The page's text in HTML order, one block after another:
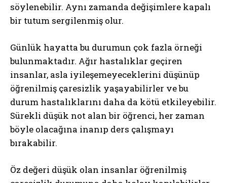
söylenebilir. Aynı zamanda değişimlere kapalı
bir tutum sergilenmiş olur.
Günlük hayatta bu durumun çok fazla örneği
bulunmaktadır. Ağır hastalıklar geçiren
insanlar, asla iyileşemeyeceklerini düşünüp
öğrenilmiş çaresizlik yaşayabilirler ve bu
durum hastalıklarını daha da kötü etkileyebilir.
Sürekli düşük not alan bir öğrenci, her zaman
böyle olacağına inanıp ders çalışmayı
bırakabilir.
Öz değeri düşük olan insanlar öğrenilmiş